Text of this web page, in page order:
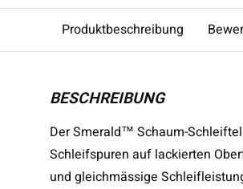
Produktbeschreibung
BESCHREIBUNG
Der Smerald™ Schaum-
Schleifspuren auf lackierten
und gleichmässige